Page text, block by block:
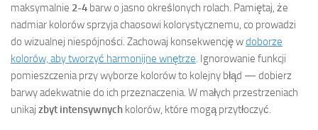
maksymalnie 2-4 barw o jasno określonych rolach. Pamiętaj, że
nadmiar kolorów sprzyja chaosowi kolorystycznemu, co prowadzi
do wizualnej niespójności. Zachowaj konsekwencję wdoborze
kolorów, aby tworzyć harmonijne wnętrze. Ignorowanie funkcji
pomieszczenia przy wyborze kolorów to kolejny błąd — dobierz
barwy adekwatnie do ich przeznaczenia. W małych przestrzeniach
unikaj zbyt intensywnych kolorów, które mogą przytłoczyć.